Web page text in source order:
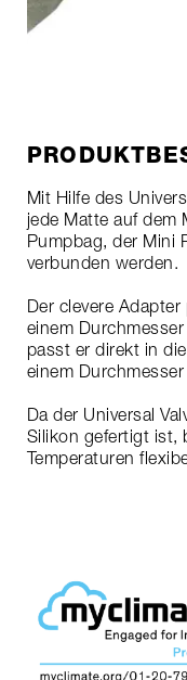
Mit Hilfe des
jede Matte auf dem
Pumpbag, der Mini
verbunden werden.
Der clevere
einem
passt er direkt in
einem
Da der Universal
Silikon gefertigt ist,
Temperaturen